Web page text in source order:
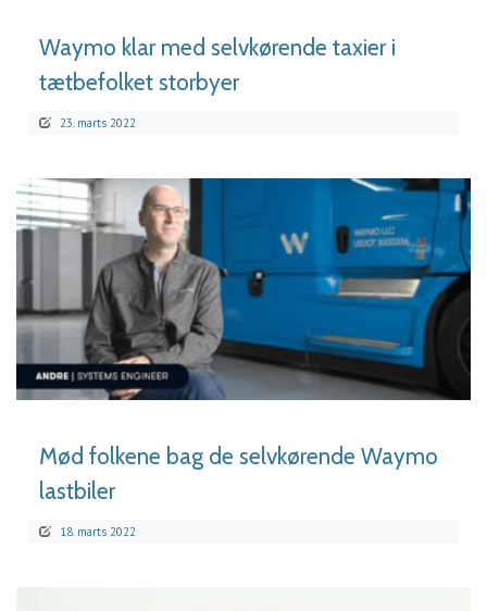
Waymo klar med selvkørende taxier i
tætbefolket storbyer
23. marts 2022
LÆS MERE
Mød folkene bag de selvkørende Waymo
lastbiler
18. marts 2022